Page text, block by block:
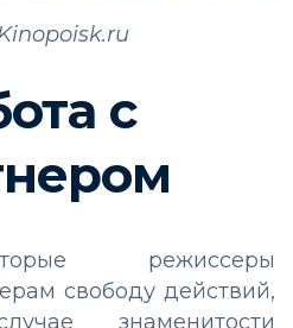
с
режиссеры
свободу действий,
знаменитости